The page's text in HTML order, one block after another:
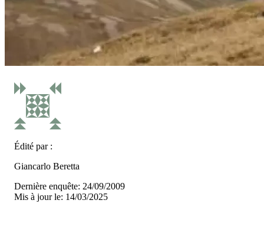
Édité par :
Giancarlo Beretta
Dernière enquête: 24/09/2009
Mis à jour le: 14/03/2025